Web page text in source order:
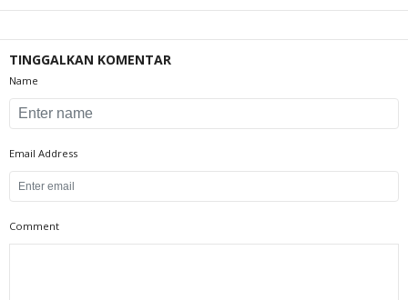
TINGGALKAN KOMENTAR
Name
Email Address
Comment